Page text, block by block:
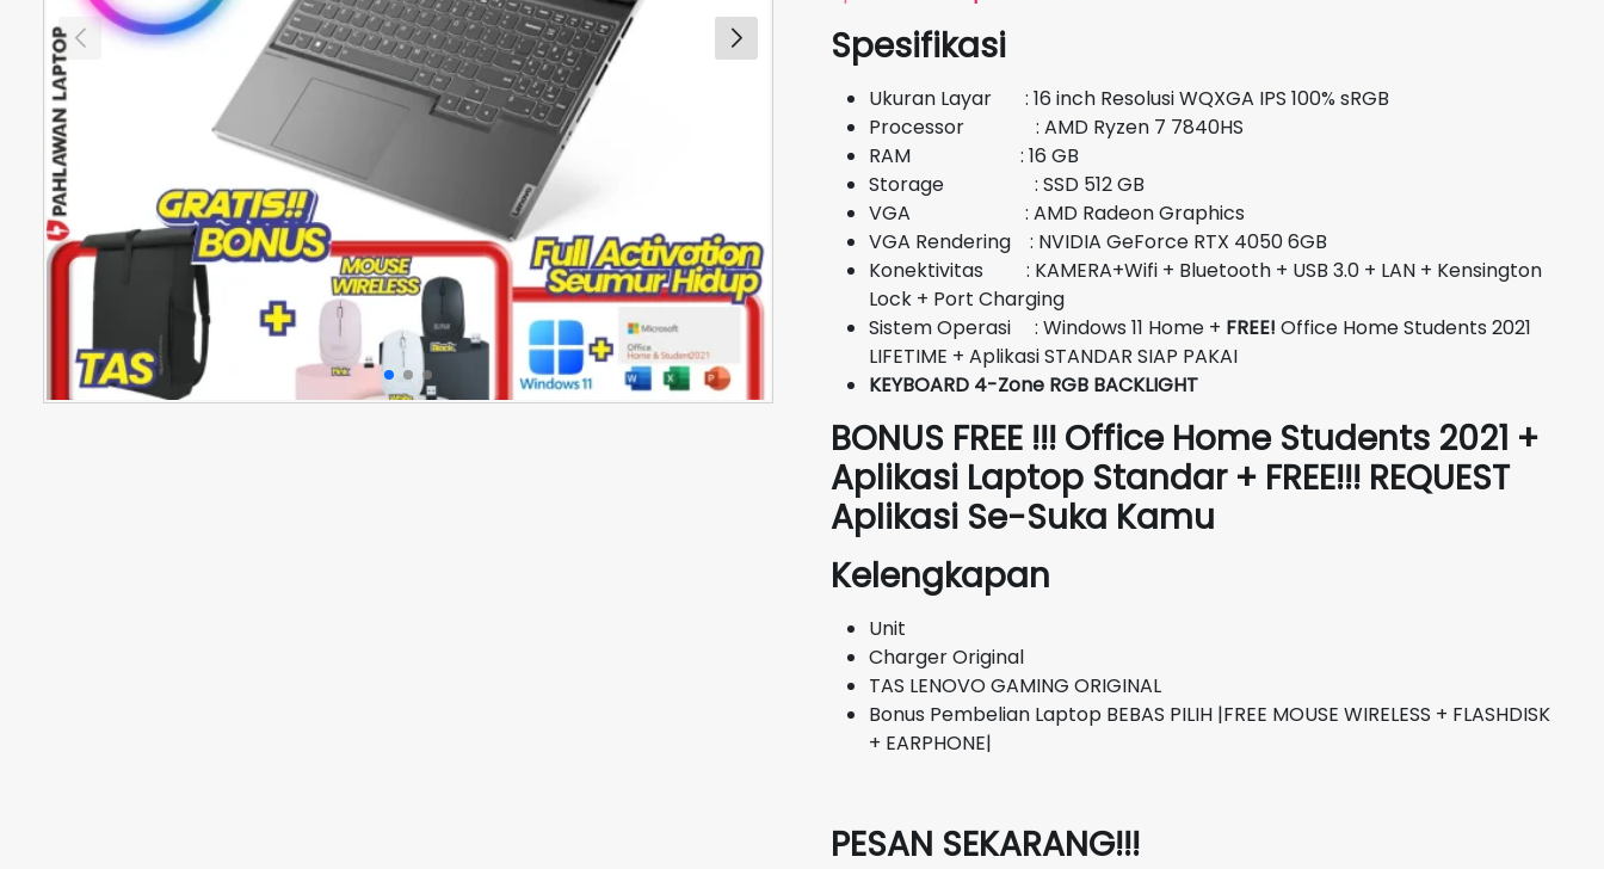
adalah:
Rp20.400.000.
Spesifikasi
Ukuran Layar : 16 inch Resolusi WQXGA IPS 100% sRGB
Processor : AMD Ryzen 7 7840HS
RAM : 16 GB
Storage : SSD 512 GB
VGA : AMD Radeon Graphics
VGA Rendering : NVIDIA GeForce RTX 4050 6GB
Konektivitas : KAMERA+Wifi + Bluetooth + USB 3.0 + LAN + Kensington
Lock + Port Charging
Sistem Operasi : Windows 11 Home + FREE! Office Home Students 2021
LIFETIME + Aplikasi STANDAR SIAP PAKAI
KEYBOARD 4-Zone RGB BACKLIGHT
BONUS FREE !!! Office Home Students 2021 +
Aplikasi Laptop Standar + FREE!!! REQUEST
Aplikasi Se-Suka Kamu
Kelengkapan
Unit
Charger Original
TAS LENOVO GAMING ORIGINAL
Bonus Pembelian Laptop BEBAS PILIH |FREE MOUSE WIRELESS + FLASHDISK
+ EARPHONE|
PESAN SEKARANG!!!